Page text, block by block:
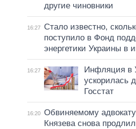
другие чиновники
16:27
Стало известно,
поступило в Фонд
энергетики Украины в
16:27
Инфляция в
ускорилась
Госстат
16:20 Обвиняемому
Князева снова